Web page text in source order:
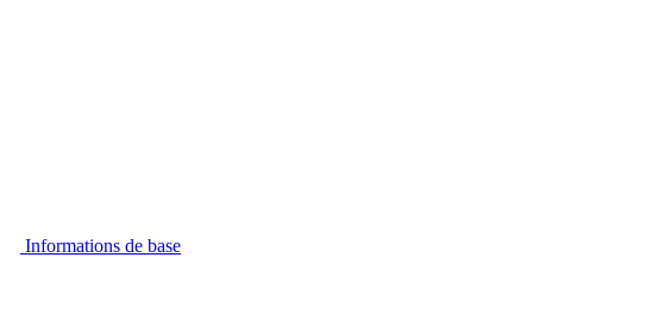
Informations de base